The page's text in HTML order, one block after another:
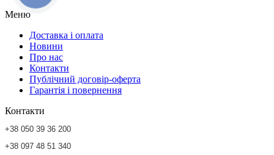
Меню
Доставка і оплата
Новини
Про нас
Контакти
Публічний договір-оферта
Гарантія і повернення
Контакти
+38 050 39 36 200
+38 097 48 51 340